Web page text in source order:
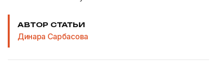
АВТОР СТАТЬИ
Динара Сарбасова